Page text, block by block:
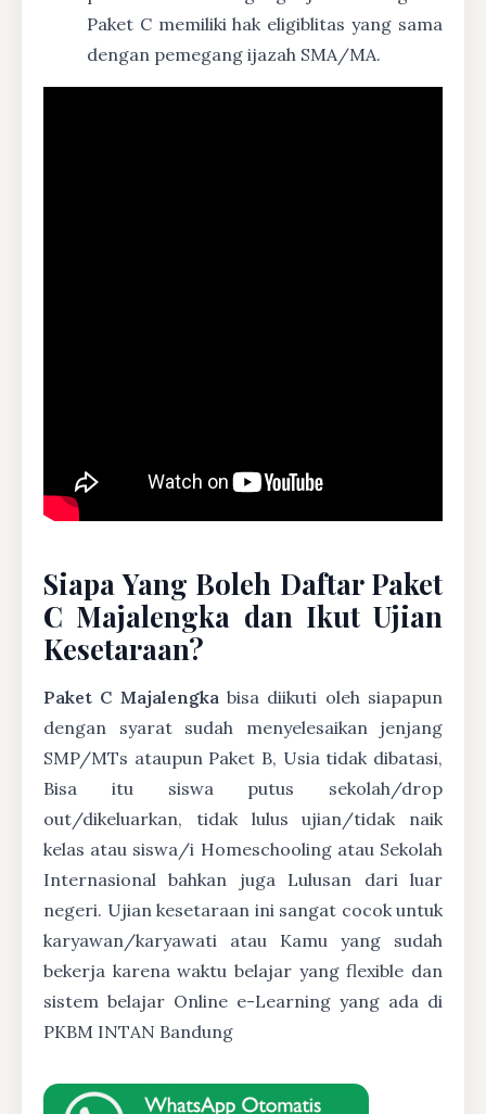
Paket C memiliki hak eligiblitas yang sama
dengan pemegang ijazah SMA/MA.
Siapa Yang Boleh Daftar Paket
C Majalengka dan Ikut Ujian
Kesetaraan?
Paket C Majalengkabisa diikuti oleh siapapun
dengan syarat sudah menyelesaikan jenjang
SMP/MTs ataupun Paket B, Usia tidak dibatasi,
Bisa itu siswa putus sekolah/drop
out/dikeluarkan, tidak lulus ujian/tidak naik
kelas atau siswa/i Homeschooling atau Sekolah
Internasional bahkan juga Lulusan dari luar
negeri. Ujian kesetaraan ini sangat cocok untuk
karyawan/karyawati atau Kamu yang sudah
bekerja karena waktu belajar yang flexible dan
sistem belajar Online e-Learning yang ada di
PKBM INTAN Bandung